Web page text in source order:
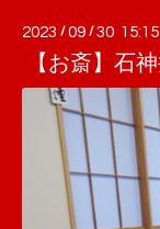
2023 /09 /30 15:15
【お斎】石